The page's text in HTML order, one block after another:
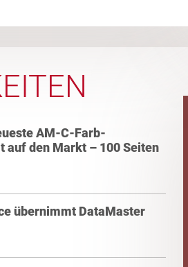
AM-C-Farb-
den Markt – 100 Seiten
übernimmt DataMaster